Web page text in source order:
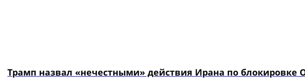
Трамп назвал «нечестными» действия Ирана по блокировке